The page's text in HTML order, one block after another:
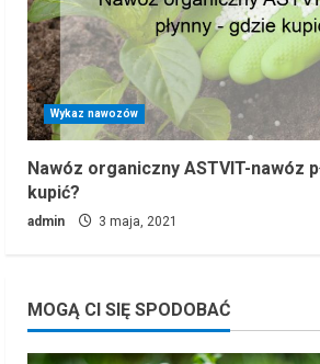
Wykaz nawozów
Nawóz organiczny ASTVIT-nawóz
kupić?
admin 3 maja, 2021
MOGĄ CI SIĘ SPODOBAĆ